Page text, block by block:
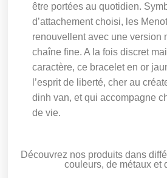
être portées au quotidien.
d’attachement choisi, les
renouvellent avec une version
chaîne fine. A la fois discret
caractère, ce bracelet en or
l’esprit de liberté, cher au
dinh van, et qui accompagne
de vie.
Découvrez nos produits dans
couleurs, de métaux et